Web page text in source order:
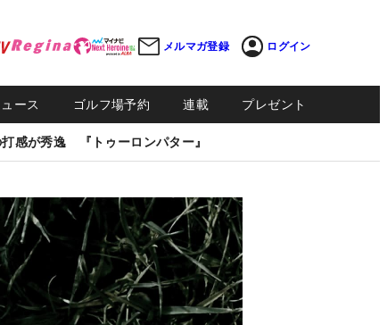
メルマガ登録 ログイン
ース ゴルフ場予約 連載 プレゼント
感が秀逸 『トゥーロンパター』